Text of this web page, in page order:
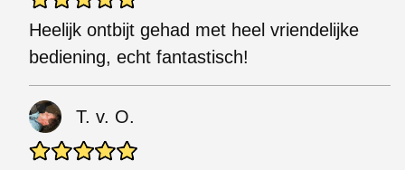
Heelijk ontbijt gehad met heel vriendelijke
bediening, echt fantastisch!
T. v. O.